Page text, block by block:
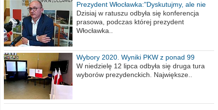
Prezydent Włocławka:"Dyskutujmy, ale nie
obrażajmy się”
Dzisiaj w ratuszu odbyła się konferencja
prasowa, podczas której prezydent
Włocławka..
Wybory 2020. Wyniki PKW z ponad 99
procent obwodów
W niedzielę 12 lipca odbyła się druga tura
wyborów prezydenckich. Największe..